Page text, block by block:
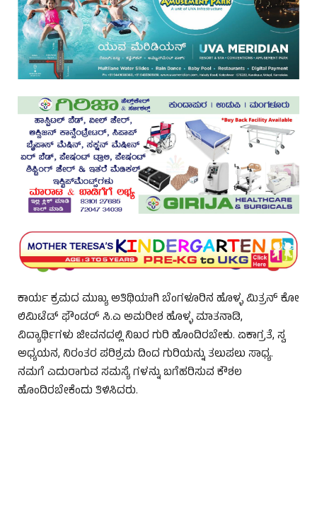
ಕಾರ್ಯ ಕ್ರಮದ ಮುಖ್ಯ ಅತಿಥಿಯಾಗಿ ಬೆಂಗಳೂರಿನ ಹೊಳ್ಳ ಮಿತ್ರನ್ ಕೋ
ಲಿಮಿಟೆಡ್ ಫೌಂಡರ್ ಸಿ.ಎ ಅಮರೀಶ ಹೊಳ್ಳ ಮಾತನಾಡಿ,
ವಿದ್ಯಾರ್ಥಿಗಳು ಜೀವನದಲ್ಲಿ ನಿಖರ ಗುರಿ ಹೊಂದಿರಬೇಕು. ಏಕಾಗ್ರತೆ, ಸ್ವ
ಅಧ್ಯಯನ, ನಿರಂತರ ಪರಿಶ್ರಮ ದಿಂದ ಗುರಿಯನ್ನು ತಲುಪಲು ಸಾಧ್ಯ.
ನಮಗೆ ಎದುರಾಗುವ ಸಮಸ್ಯೆ ಗಳನ್ನು ಬಗೆಹರಿಸುವ ಕೌಶಲ
ಹೊಂದಿರಬೇಕೆಂದು ತಿಳಿಸಿದರು.